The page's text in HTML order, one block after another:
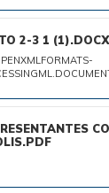
2-3 1 (1).DOCX